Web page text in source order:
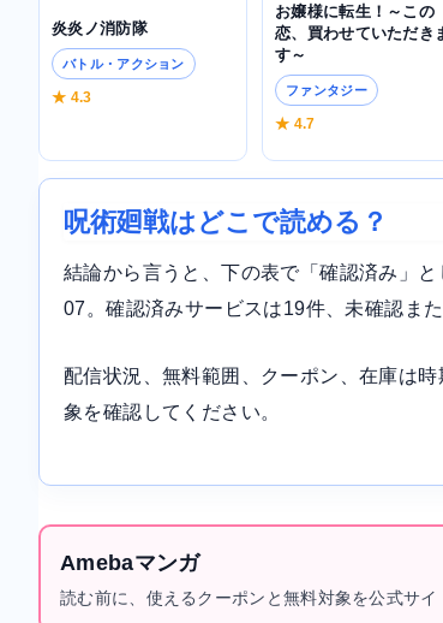
炎炎ノ消防隊
バトル・アクション
★ 4.3
お嬢様に転生！～この
恋、買わせていただき
す～
ファンタジー
★ 4.7
呪術廻戦はどこで読める？
結論から言うと、下の表で「確認済み」
07。確認済みサービスは19件、未確認ま
配信状況、無料範囲、クーポン、在庫は
象を確認してください。
Amebaマンガ
読む前に、使えるクーポンと無料対象を公式サイ